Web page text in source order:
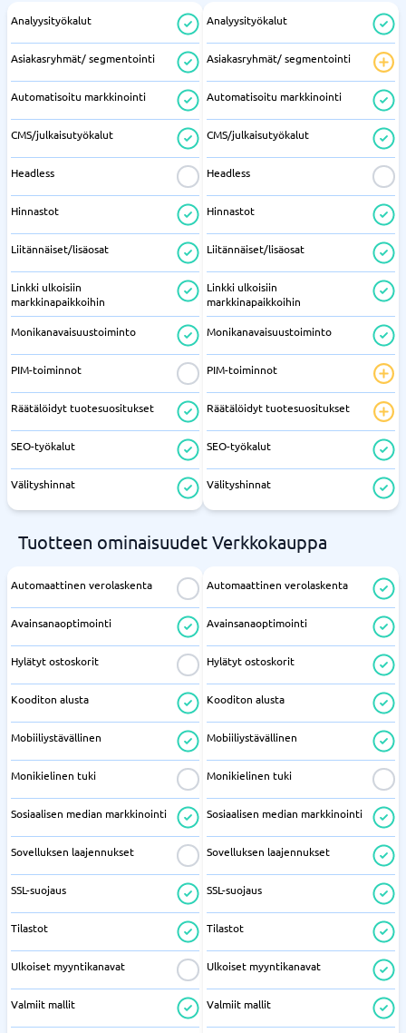
Analyysityökalut
Asiakasryhmät/ segmentointi
Automatisoitu markkinointi
CMS/julkaisutyökalut
Headless
Hinnastot
Liitännäiset/lisäosat
Linkki ulkoisiin
markkinapaikkoihin
Monikanavaisuustoiminto
PIM-toiminnot
Räätälöidyt tuotesuositukset
SEO-työkalut
Välityshinnat
Analyysityökalut
Asiakasryhmät/ segmentointi
Automatisoitu markkinointi
CMS/julkaisutyökalut
Headless
Hinnastot
Liitännäiset/lisäosat
Linkki ulkoisiin
markkinapaikkoihin
Monikanavaisuustoiminto
PIM-toiminnot
Räätälöidyt tuotesuositukset
SEO-työkalut
Välityshinnat
Tuotteen ominaisuudet Verkkokauppa
Automaattinen verolaskenta
Avainsanaoptimointi
Hylätyt ostoskorit
Kooditon alusta
Mobiiliystävällinen
Monikielinen tuki
Sosiaalisen median markkinointi
Sovelluksen laajennukset
SSL-suojaus
Tilastot
Ulkoiset myyntikanavat
Valmiit mallit
Automaattinen verolaskenta
Avainsanaoptimointi
Hylätyt ostoskorit
Kooditon alusta
Mobiiliystävällinen
Monikielinen tuki
Sosiaalisen median markkinointi
Sovelluksen laajennukset
SSL-suojaus
Tilastot
Ulkoiset myyntikanavat
Valmiit mallit